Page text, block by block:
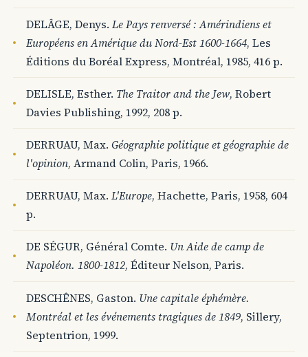
DELÂGE, Denys.Le Pays renversé : Amérindiens et
Européens en Amérique du Nord-Est 1600-1664, Les
Éditions du Boréal Express, Montréal, 1985, 416 p.
DELISLE, Esther. The Traitor and the Jew, Robert
Davies Publishing, 1992, 208 p.
DERRUAU, Max.Géographie politique et géographie de
l'opinion, Armand Colin, Paris, 1966.
DERRUAU, Max.L'Europe, Hachette, Paris, 1958, 604
p.
DE SÉGUR, Général Comte. Un Aide de camp de
Napoléon. 1800-1812, Éditeur Nelson, Paris.
DESCHÊNES, Gaston. Une capitale éphémère.
Montréal et les événements tragiques de 1849, Sillery,
Septentrion, 1999.